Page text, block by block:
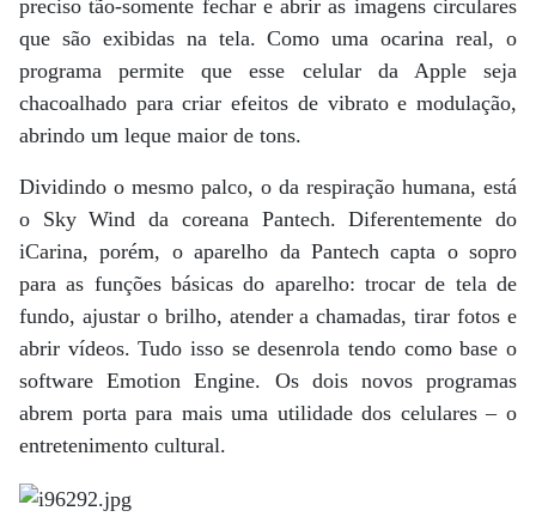
preciso tão-somente fechar e abrir as imagens circulares
que são exibidas na tela. Como uma ocarina real, o
programa permite que esse celular da Apple seja
chacoalhado para criar efeitos de vibrato e modulação,
abrindo um leque maior de tons.
Dividindo o mesmo palco, o da respiração humana, está
o Sky Wind da coreana Pantech. Diferentemente do
iCarina, porém, o aparelho da Pantech capta o sopro
para as funções básicas do aparelho: trocar de tela de
fundo, ajustar o brilho, atender a chamadas, tirar fotos e
abrir vídeos. Tudo isso se desenrola tendo como base o
software Emotion Engine. Os dois novos programas
abrem porta para mais uma utilidade dos celulares – o
entretenimento cultural.